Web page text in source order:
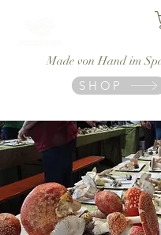
Made von Hand im
SHOP